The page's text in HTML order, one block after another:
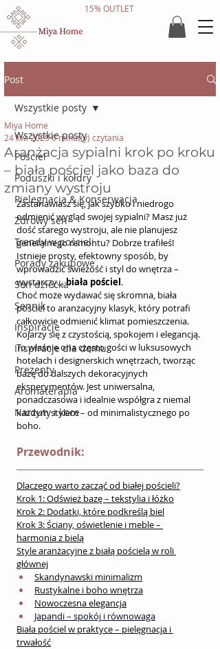
15% OUTLET
Post
Wszystkie posty
Pościel
Poduszki i kołdry
Pielęgnacja & Konserwacja
Zdrowy sen
Trendy w pościeli
Porady zakupowe
Sen dziecka
Sennik
Inspiracje
Inspiracje dla domu
Prezenty
Aromaterapia
Narzuty i koce
Wszystkie posty
Aranżacja sypialni krok po kroku
– biała pościel jako baza do
zmiany wystroju
Miya Home
24 kwi 20256 minut(y) czytania
Zastanawiasz się, jak szybko i niedrogo
odmienić wygląd swojej sypialni? Masz już
dość starego wystroju, ale nie planujesz
generalnego remontu? Dobrze trafiłeś!
Istnieje prosty, efektowny sposób, by
wprowadzić świeżość i styl do wnętrza –
wystarczy… biała pościel.
Choć może wydawać się skromna, biała
pościel to aranżacyjny klasyk, który potrafi
całkowicie odmienić klimat pomieszczenia.
Kojarzy się z czystością, spokojem i elegancją.
To właśnie ona często gości w luksusowych
hotelach i designerskich wnętrzach, tworząc
bazę do dalszych dekoracyjnych
eksperymentów. Jest uniwersalna,
ponadczasowa i idealnie współgra z niemal
każdym stylem – od minimalistycznego po
boho.
Przewodnik:
Dlaczego warto zacząć od białej pościeli?
Krok 1: Odśwież bazę – tekstylia i łóżko
Krok 2: Dodatki, które podkreślą biel
Krok 3: Ściany, oświetlenie i meble –
harmonia z bielą
Style aranżacyjne z białą pościelą w roli
głównej
Skandynawski minimalizm
Rustykalne i boho wnętrza
Nowoczesna elegancja
Japandi – spokój i równowaga
Biała pościel w praktyce – pielęgnacja i
trwałość